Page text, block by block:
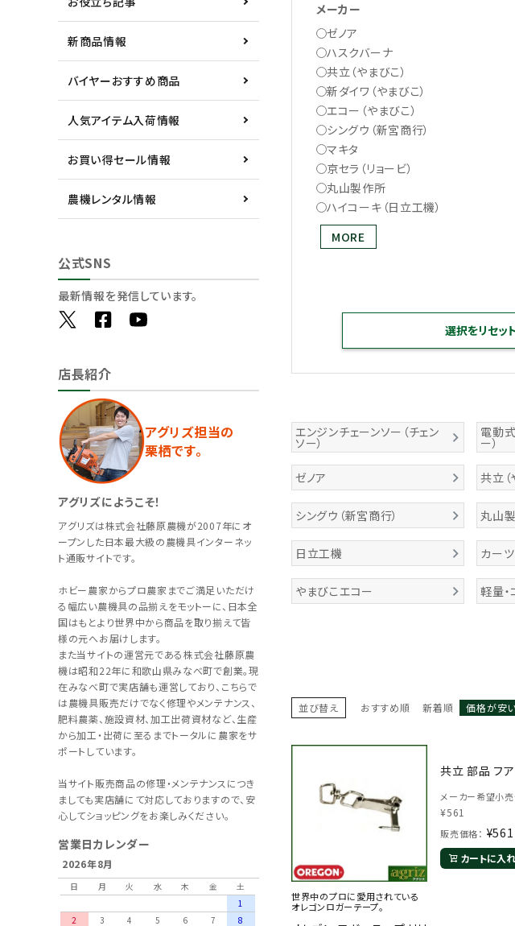
新商品情報
バイヤーおすすめ商品
人気アイテム入荷情報
お買い得セール情報
農機レンタル情報
公式SNS
最新情報を発信しています。
店長紹介
アグリズ担当の
栗栖です。
アグリズにようこそ！
アグリズは株式会社藤原農機が2007年にオ
ープンした日本最大級の農機具インターネッ
ト通販サイトです。
ホビー農家からプロ農家までご満足いただけ
る幅広い農機具の品揃えをモットーに、日本全
国はもとより世界中から商品を取り揃えて皆
様の元へお届けします。
また当サイトの運営元である株式会社藤原農
機は昭和22年に和歌山県みなべ町で創業。現
在みなべ町で実店舗も運営しており、こちらで
は農機具販売だけでなく修理やメンテナンス、
肥料農薬、施設資材、加工出荷資材など、生産
から加工・出荷に至るまでトータルに農家をサ
ポートしています。
当サイト販売商品の修理・メンテナンスにつき
ましても実店舗にて対応しておりますので、安
心してショッピングをお楽しみください。
営業日カレンダー
2026年8月
日 月 火 水 木 金
土
1
2
3 4 5 6 7 8
メーカー
ゼノア
ハスクバーナ
共立（やまびこ）
新ダイワ（やまびこ）
エコー（やまびこ）
シングウ（新宮商行）
マキタ
京セラ（リョービ）
丸山製作所
ハイコーキ（日立工機）
MORE
エンジンチェーンソー（チェン
ソー）
電動
ー）
ゼノア 共立（
シングウ（新宮商行） 丸山
日立工機 カーツ
やまびこエコー 軽量・
並び替え おすすめ順 新着順 価格が安
世界中のプロに愛用されている
オレゴンロガーテープ。
共立 部品 フ
メーカー希望小
¥561
販売価格： ¥561
カートに入